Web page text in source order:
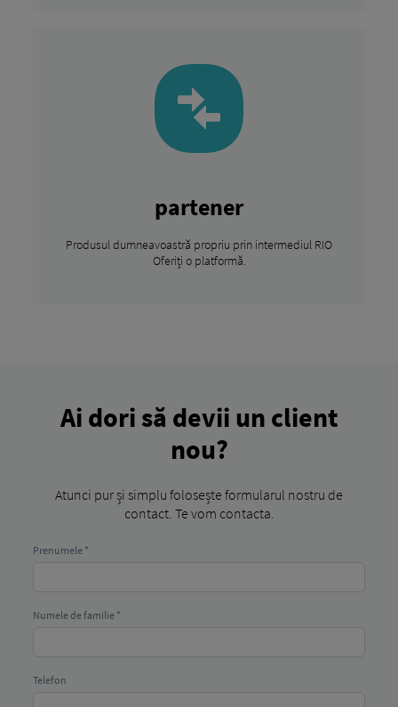
partener
Produsul dumneavoastră propriu prin intermediul RIO
Oferiți o platformă.
Ai dori să devii un client
nou?
Atunci pur și simplu folosește formularul nostru de
contact. Te vom contacta.